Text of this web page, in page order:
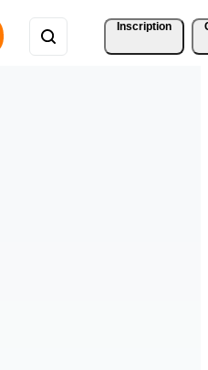
Inscription